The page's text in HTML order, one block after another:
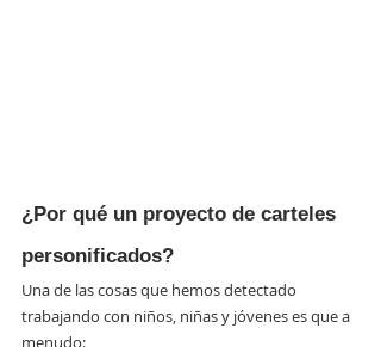
¿Por qué un proyecto de carteles
personificados?
Una de las cosas que hemos detectado
trabajando con niños, niñas y jóvenes es que a
menudo: